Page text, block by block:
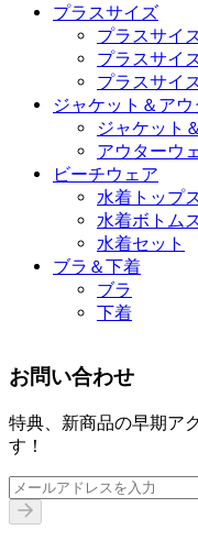
プラスサイズ
プラスサイ
プラスサイ
プラスサイ
ジャケット＆ア
ジャケット
アウターウ
ビーチウェア
水着トップ
水着ボトム
水着セット
ブラ＆下着
ブラ
下着
お問い合わせ
特典、新商品の早期ア
す！